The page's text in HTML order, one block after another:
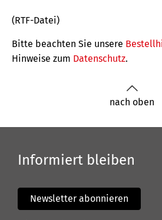
(RTF-Datei)
Bitte beachten Sie unsere
Hinweise zum Datenschutz.
nach oben
Informiert bleiben
Newsletter abonnieren